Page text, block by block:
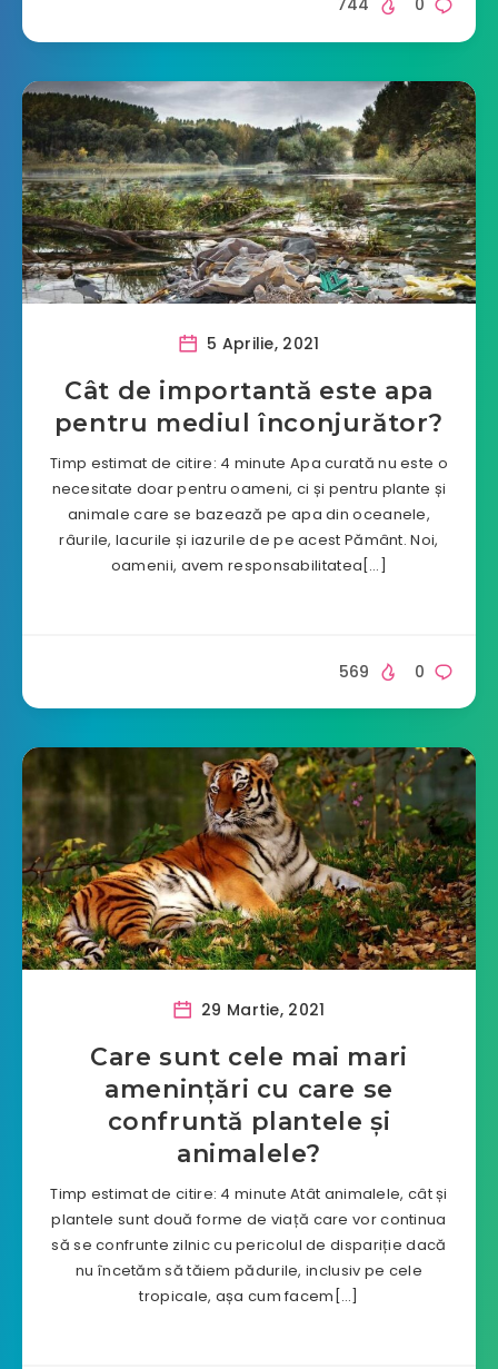
5 Aprilie, 2021
Cât de importantă este apa
pentru mediul înconjurător?
Timp estimat de citire: 4 minute Apa curată nu este o
necesitate doar pentru oameni, ci și pentru plante și
animale care se bazează pe apa din oceanele,
râurile, lacurile și iazurile de pe acest Pământ. Noi,
oamenii, avem responsabilitatea[…]
0
569
29 Martie, 2021
Care sunt cele mai mari
amenințări cu care se
confruntă plantele și
animalele?
Timp estimat de citire: 4 minute Atât animalele, cât și
plantele sunt două forme de viață care vor continua
să se confrunte zilnic cu pericolul de dispariție dacă
nu încetăm să tăiem pădurile, inclusiv pe cele
tropicale, așa cum facem[…]